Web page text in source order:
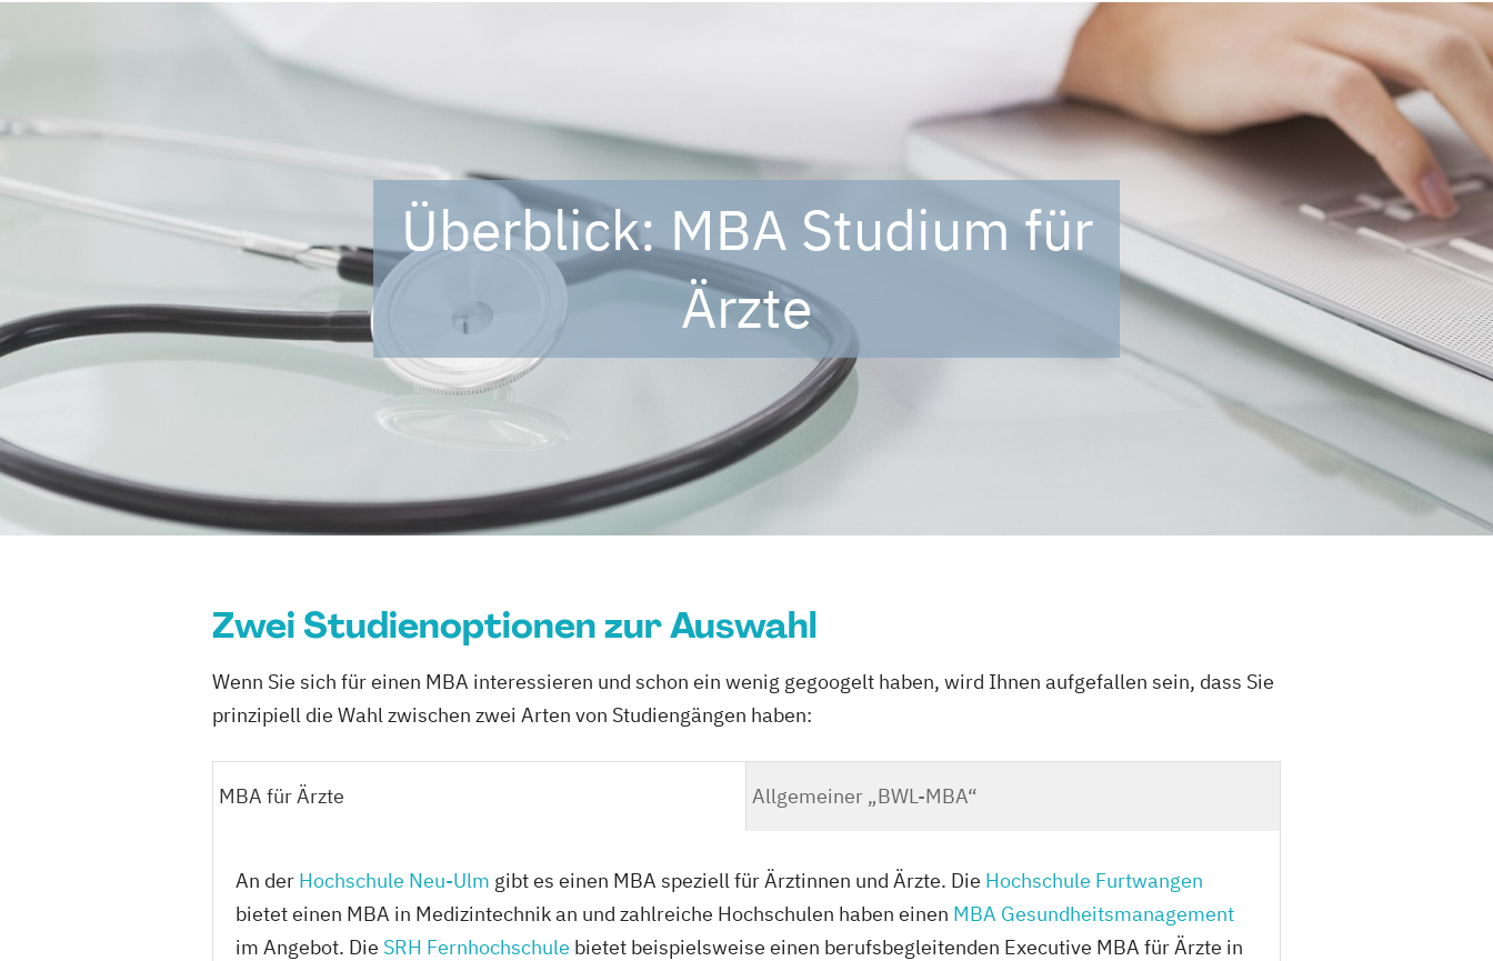
Überblick: MBA Studium für
Ärzte
Zwei Studienoptionen zur Auswahl
Wenn Sie sich für einen MBA interessieren und schon ein wenig gegoogelt haben, wird Ihnen aufgefallen sein, dass Sie
prinzipiell die Wahl zwischen zwei Arten von Studiengängen haben:
MBA für Ärzte Allgemeiner „BWL-MBA“
An der Hochschule Neu-Ulm gibt es einen MBA speziell für Ärztinnen und Ärzte. Die Hochschule Furtwangen
bietet einen MBA in Medizintechnik an und zahlreiche Hochschulen haben einen MBA Gesundheitsmanagement
im Angebot. Die SRH Fernhochschule bietet beispielsweise einen berufsbegleitenden Executive MBA für Ärzte in